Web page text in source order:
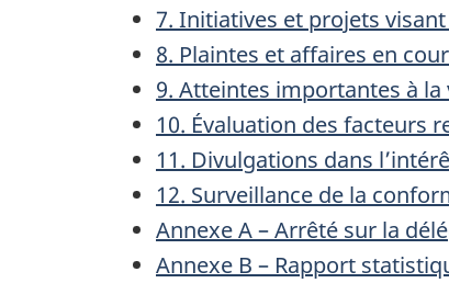
7. Initiatives et projets
8. Plaintes et affaires en
9. Atteintes importantes à la
10. Évaluation des facteurs
11. Divulgations dans
12. Surveillance de la
Annexe A – Arrêté sur la
Annexe B – Rapport